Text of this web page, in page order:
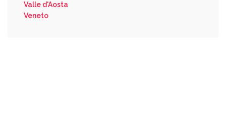
Valle d'Aosta
Veneto